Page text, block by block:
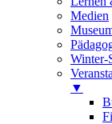
Medien
Winter-
▼